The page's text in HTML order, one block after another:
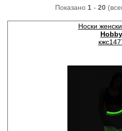
Показано 1- 20
Носки
Hobby
с 22-07-2026 по 28-
с 29-07-2026 по 04-